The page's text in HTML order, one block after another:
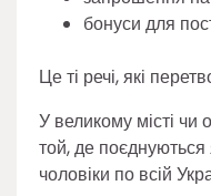
бонуси для
Це ті речі, які
У великому місті
той, де поєднуються
чоловіки по всій